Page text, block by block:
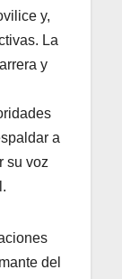
y,
La
y
a
su voz
del